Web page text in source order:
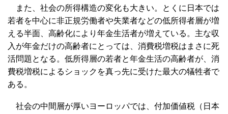
また、社会の所得構造の変化も大きい。とくに日本では
若者を中心に非正規労働者や失業者などの低所得者層が増
える半面、高齢化により年金生活者が増えている。主な収
入が年金だけの高齢者にとっては、消費税増税はまさに死
活問題となる。低所得層の若者と年金生活の高齢者が、消
費税増税によるショックを真っ先に受けた最大の犠牲者で
ある。
社会の中間層が厚いヨーロッパでは、付加価値税（日本